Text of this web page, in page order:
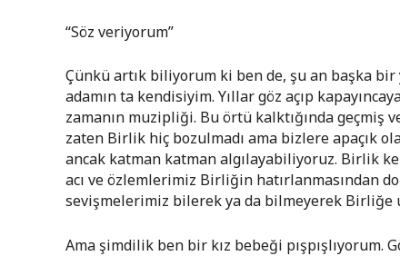
“Söz veriyorum”
Çünkü artık biliyorum ki ben de, şu an başka bir
adamın ta kendisiyim. Yıllar göz açıp
zamanın muzipliği. Bu örtü kalktığında geçmiş
zaten Birlik hiç bozulmadı ama bizlere apaçık
ancak katman katman algılayabiliyoruz. Birlik
acı ve özlemlerimiz Birliğin hatırlanmasından
sevişmelerimiz bilerek ya da bilmeyerek Birliğe
Ama şimdilik ben bir kız bebeği pışpışlıyorum.